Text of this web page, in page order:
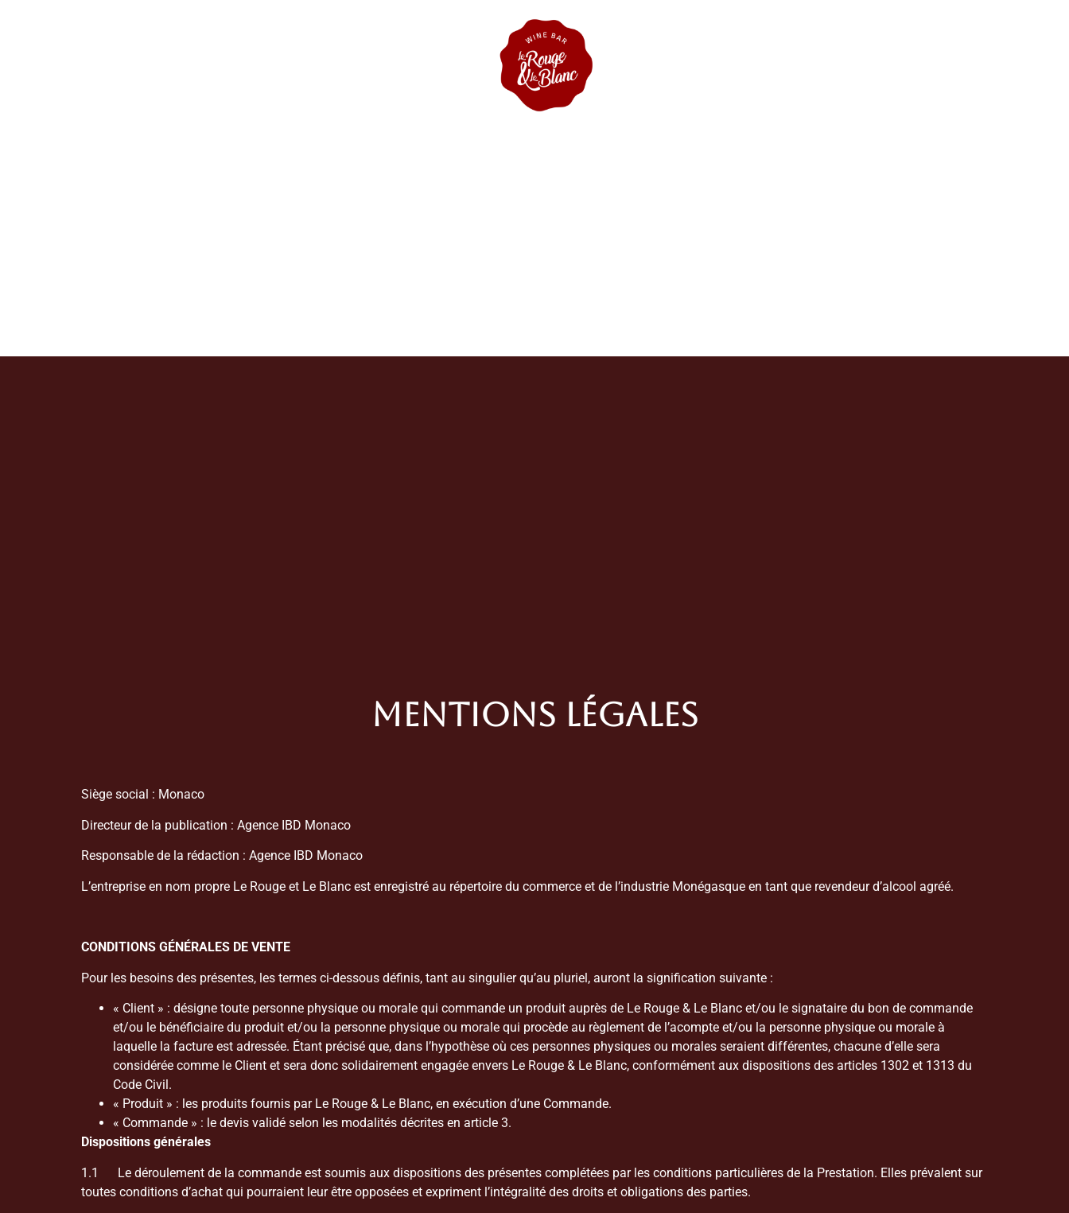
MENTIONS LÉGALES
Siège social : Monaco
Directeur de la publication : Agence IBD Monaco
Responsable de la rédaction : Agence IBD Monaco
L’entreprise en nom propre Le Rouge et Le Blanc est enregistré au répertoire du commerce et de l’industrie Monégasque en tant que revendeur d’alcool agréé.
CONDITIONS GÉNÉRALES DE VENTE
Pour les besoins des présentes, les termes ci-dessous définis, tant au singulier qu’au pluriel, auront la signification suivante :
« Client » : désigne toute personne physique ou morale qui commande un produit auprès de Le Rouge & Le Blanc et/ou le signataire du bon de commande
et/ou le bénéficiaire du produit et/ou la personne physique ou morale qui procède au règlement de l’acompte et/ou la personne physique ou morale à
laquelle la facture est adressée. Étant précisé que, dans l’hypothèse où ces personnes physiques ou morales seraient différentes, chacune d’elle sera
considérée comme le Client et sera donc solidairement engagée envers Le Rouge & Le Blanc, conformément aux dispositions des articles 1302 et 1313 du
Code Civil.
« Produit » : les produits fournis par Le Rouge & Le Blanc, en exécution d’une Commande.
« Commande » : le devis validé selon les modalités décrites en article 3.
Dispositions générales
1.1 Le déroulement de la commande est soumis aux dispositions des présentes complétées par les conditions particulières de la Prestation. Elles prévalent sur
toutes conditions d’achat qui pourraient leur être opposées et expriment l’intégralité des droits et obligations des parties.